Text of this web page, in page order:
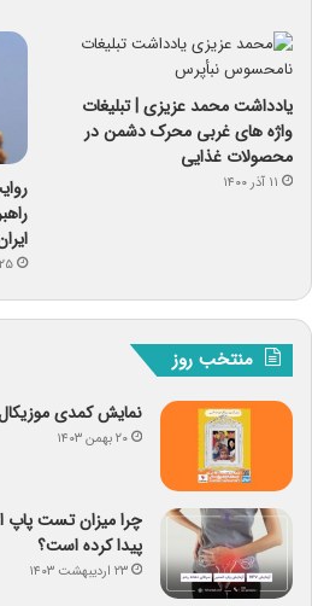
یادداشت محمد عزیزی | تبلیغات
واژه های غربی محرک دشمن در
محصولات غذایی
۱۱ آذر ۱۴۰۰
۲۵ خرداد ۱۴۰۴
منتخب روز
نمایش کمدی
۲۰ بهمن ۱۴۰۳
پیدا کرده است؟
۲۳ اردیبهشت ۱۴۰۳